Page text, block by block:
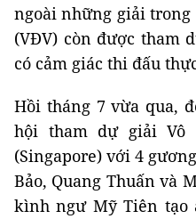
ngoài những giải trong
(VĐV) còn được tham
có cảm giác thi đấu
Hồi tháng 7 vừa qua,
hội tham dự giải Vô
(Singapore) với 4
Bảo, Quang Thuấn và
kình ngư Mỹ Tiên